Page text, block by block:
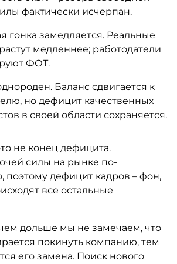
фактически исчерпан.
гонка замедляется. Реальные
медленнее; работодатели
ФОТ.
Баланс сдвигается к
но дефицит качественных
в своей области сохраняется.
не конец дефицита.
силы на рынке по-
поэтому дефицит кадров – фон,
все остальные
чем дольше мы не замечаем, что
покинуть компанию, тем
его замена. Поиск нового